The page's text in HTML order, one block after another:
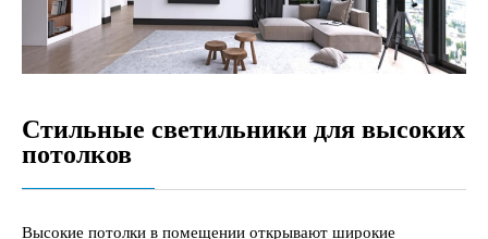
Стильные светильники для высоких
потолков
Высокие потолки в помещении открывают широкие